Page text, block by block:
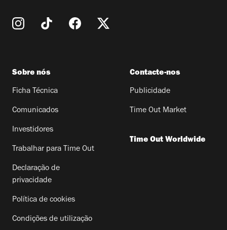
Sobre nós
Ficha Técnica
Comunicados
Investidores
Trabalhar para Time Out
Declaração de
privacidade
Política de cookies
Condições de utilização
Contacte-nos
Publicidade
Time Out Market
Time Out Worldwide